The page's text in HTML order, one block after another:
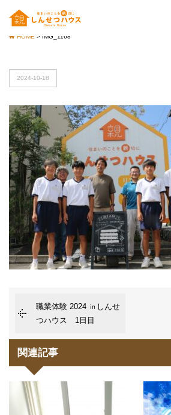
HOME > IMG_1168
2024-10-18
職業体験 2024 ㏌しんせ
つハウス 1日目
関連記事